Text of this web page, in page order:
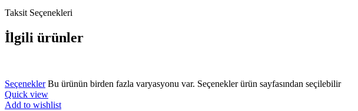
Taksit Seçenekleri
İlgili ürünler
Seçenekler Bu ürünün birden fazla varyasyonu var. Seçenekler ürün sayfasından seçilebilir
Quick view
Add to wishlist